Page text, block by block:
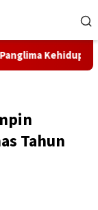
Kehidupan
Tahun